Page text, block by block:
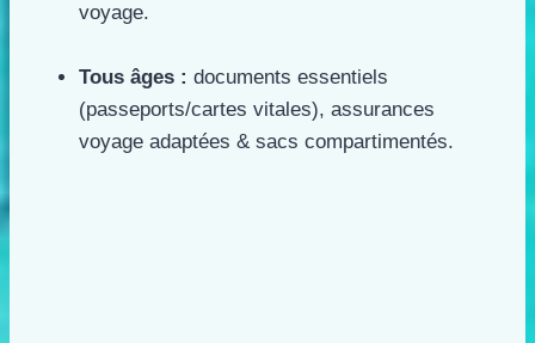
voyage.
Tous âges : documents essentiels
(passeports/cartes vitales), assurances
voyage adaptées & sacs compartimentés.